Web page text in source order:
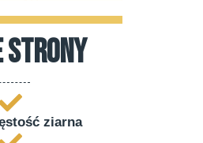
strony
ziarna